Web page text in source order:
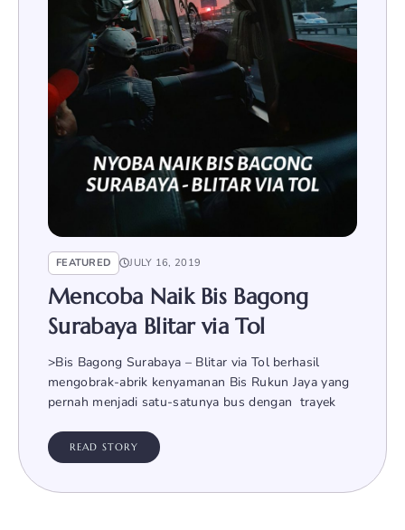
FEATURED JULY 16, 2019
Mencoba Naik Bis Bagong
Surabaya Blitar via Tol
>Bis Bagong Surabaya – Blitar via Tol berhasil
mengobrak-abrik kenyamanan Bis Rukun Jaya yang
pernah menjadi satu-satunya bus dengan trayek
READ STORY